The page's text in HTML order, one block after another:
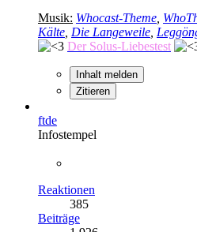
Musik: Whocast-Theme
Kälte Die Langeweile
Der Solus-Liebestest
Inhalt melden
Zitieren
ftde
Infostempel
Reaktionen
385
Beiträge